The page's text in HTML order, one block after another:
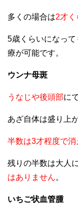
多くの場合は2才く
5歳くらいになっ
療が可能です。
ウンナ母斑
うなじや後頭部に
あざ自体は盛り上
半数は3才程度で消
残りの半数は大人
はありません。
いちご状血管腫